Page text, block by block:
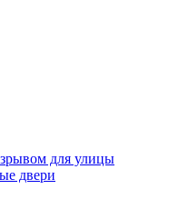
для улицы
двери